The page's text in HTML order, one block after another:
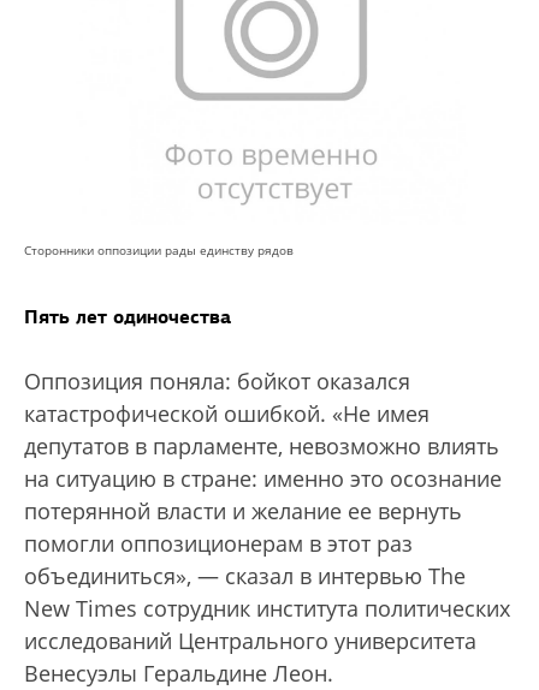
Сторонники оппозиции рады единству рядов
Пять лет одиночества
Оппозиция поняла: бойкот оказался
катастрофической ошибкой. «Не имея
депутатов в парламенте, невозможно влиять
на ситуацию в стране: именно это осознание
потерянной власти и желание ее вернуть
помогли оппозиционерам в этот раз
объединиться», — сказал в интервью The
New Times сотрудник института политических
исследований Центрального университета
Венесуэлы Геральдине Леон.